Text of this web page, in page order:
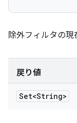
除外フィルタの現
戻り値
Set<String>